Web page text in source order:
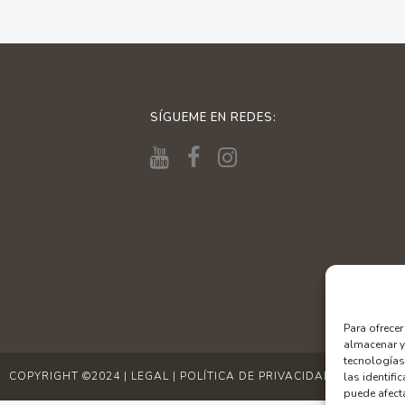
Para
almacenar
las
puede
SÍGUEME EN REDES:
COPYRIGHT ©2024| LEGAL | POLÍTICA DE PRIVACIDAD COOKIES